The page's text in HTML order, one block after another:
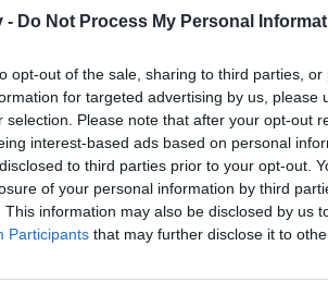
- Do Not Process My Personal
opt-out of the sale, sharing to third parties,
for targeted advertising by us, please
selection. Please note that after your opt-out
interest-based ads based on personal
to third parties prior to your opt-out.
of your personal information by third
This information may also be disclosed by us
Participants that may further disclose it to
threads/chatmoderation.25850/
Chatmoderation eingestellt.
Beschwerde zum Chat bzw.
auch weiterhin mehrfach gelesen und
Boardniquette |
Bitte bei Problemen